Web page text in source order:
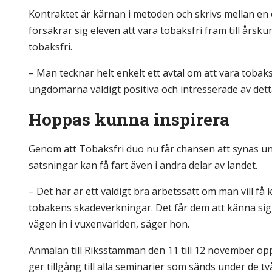
Kontraktet är kärnan i metoden och skrivs mellan
försäkrar sig eleven att vara tobaksfri fram till
tobaksfri.
– Man tecknar helt enkelt ett avtal om att vara
ungdomarna väldigt positiva och intresserade av
Hoppas kunna inspirera
Genom att Tobaksfri duo nu får chansen att synas
satsningar kan få fart även i andra delar av landet.
– Det här är ett väldigt bra arbetssätt om man vill
tobakens skadeverkningar. Det får dem att känna
vägen in i vuxenvärlden, säger hon.
Anmälan till Riksstämman den 11 till 12 november
ger tillgång till alla seminarier som sänds under de